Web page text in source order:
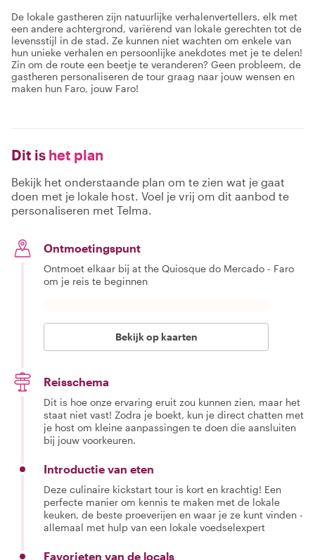
De lokale gastheren zijn natuurlijke verhalenvertellers, elk met
een andere achtergrond, variërend van lokale gerechten tot de
levensstijl in de stad. Ze kunnen niet wachten om enkele van
hun unieke verhalen en persoonlijke anekdotes met je te delen!
Zin om de route een beetje te veranderen? Geen probleem, de
gastheren personaliseren de tour graag naar jouw wensen en
maken hun Faro, jouw Faro!
Dit is het plan
Bekijk het onderstaande plan om te zien wat je gaat
doen met je lokale host. Voel je vrij om dit aanbod te
personaliseren met Telma.
Ontmoetingspunt
Ontmoet elkaar bij at the Quiosque do Mercado - Faro
om je reis te beginnen
Bekijk op kaarten
Reisschema
Dit is hoe onze ervaring eruit zou kunnen zien, maar het
staat niet vast! Zodra je boekt, kun je direct chatten met
je host om kleine aanpassingen te doen die aansluiten
bij jouw voorkeuren.
Introductie van eten
Deze culinaire kickstart tour is kort en krachtig! Een
perfecte manier om kennis te maken met de lokale
keuken, de beste proeverijen en waar je ze kunt vinden -
allemaal met hulp van een lokale voedselexpert
Favorieten van de locals